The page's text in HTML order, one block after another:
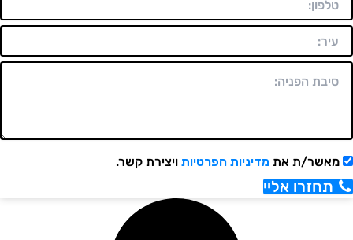
ת אתמדיניות הפרטיותויצירת קשר.
תחזרו אליי